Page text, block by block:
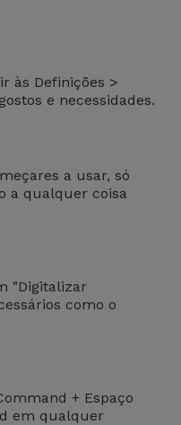
às Definições >
e necessidades.
a usar, só
a qualquer coisa
"Digitalizar
como o
+ Espaço
em qualquer